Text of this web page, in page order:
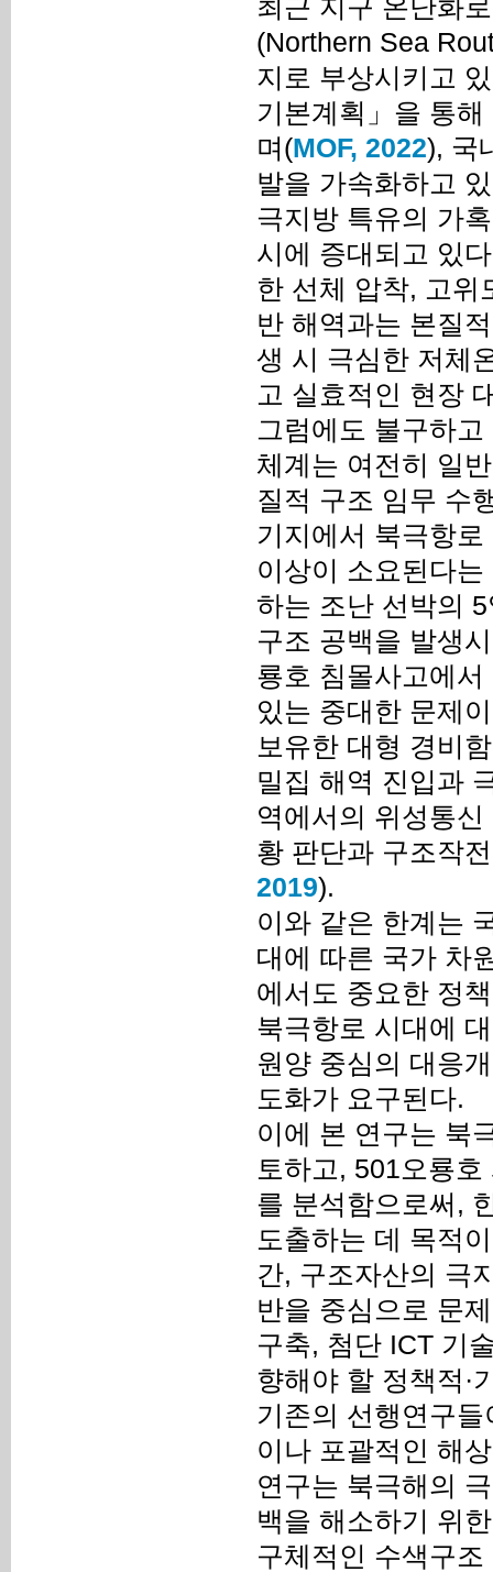
(Northern Sea
지로 부상시키고
기본계획」을 통
며(MOF, 2022), 국
발을 가속화하고
극지방 특유의 가
시에 증대되고 있
한 선체 압착, 고위
반 해역과는 본질
생 시 극심한 저체
고 실효적인 현장
그럼에도 불구하
체계는 여전히 일
질적 구조 임무 수
기지에서 북극항
이상이 소요된다
하는 조난 선박의
구조 공백을 발생
룡호 침몰사고에
있는 중대한 문제
보유한 대형 경비
밀집 해역 진입과
역에서의 위성통
황 판단과 구조작
2019).
이와 같은 한계는
대에 따른 국가 차
에서도 중요한 정
북극항로 시대에
원양 중심의 대응
도화가 요구된다.
이에 본 연구는 북
토하고, 501오룡
를 분석함으로써,
도출하는 데 목적
간, 구조자산의 극
반을 중심으로 문
구축, 첨단 ICT 기
향해야 할 정책적·
기존의 선행연구
이나 포괄적인 해
연구는 북극해의
백을 해소하기 위
구체적인 수색구